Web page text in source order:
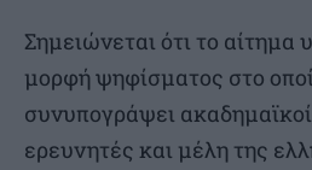
Σημειώνεται ότι το αίτημα
μορφή ψηφίσματος στο
συνυπογράψει
ερευνητές και μέλη της